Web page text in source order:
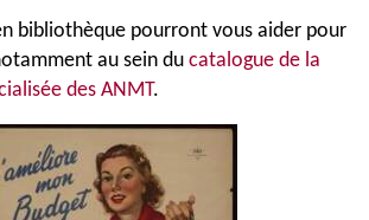
bibliothèque pourront vous aider pour
au sein du catalogue de la
des ANMT.